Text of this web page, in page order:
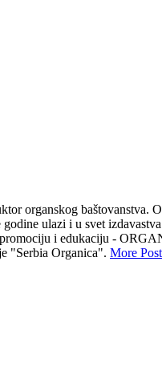
organskog baštovanstva.
ulazi i u svet
i edukaciju -
"Serbia Organica". More